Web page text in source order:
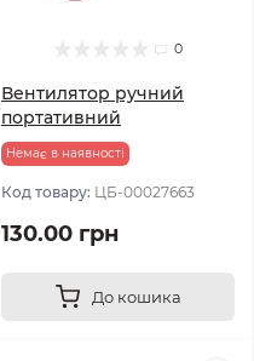
0
Вентилятор ручний
портативний
Немає в наявності
Код товару: ЦБ-00027663
130.00 грн
До кошика